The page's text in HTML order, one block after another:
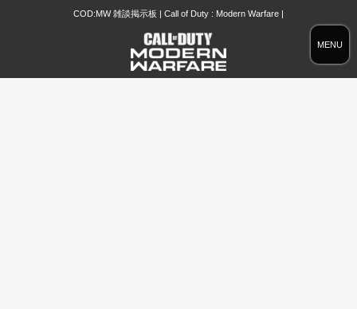
MENU
COD:MW 雑談掲示板 | Call of Duty : Modern Warfare |